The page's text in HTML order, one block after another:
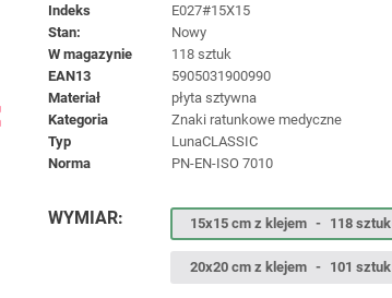
Indeks
E027#15X15
Stan:
Nowy
W magazynie
118 sztuk
EAN13
5905031900990
materiał
płyta sztywna
kategoria
Znaki ratunkowe medyczne
typ
LunaCLASSIC
norma
PN-EN-ISO 7010
WYMIAR: 15x15 cm z klejem - 118 sztuk
20x20 cm z klejem - 101 sztuk